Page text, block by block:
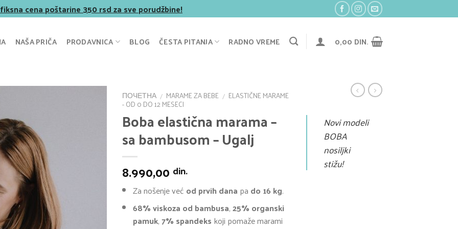
cena poštarine 350 rsd za sve porudžbine!
NAŠA PRIČA PRODAVNICA BLOG ČESTA PITANJA RADNO VREME 0,00 DIN.
ПОЧЕТНА / MARAME ZA BEBE / ELASTIČNE MARAME
- OD 0 DO 12 MESECI
Boba elastična marama –
sa bambusom – Ugalj
8.990,00 din.
Za nošenje već od prvih dana pa do 16 kg.
68% viskoza od bambusa,25% organski
pamuk,7% spandeks koji pomaže marami
Novi modeli
BOBA
nosiljki
stižu!